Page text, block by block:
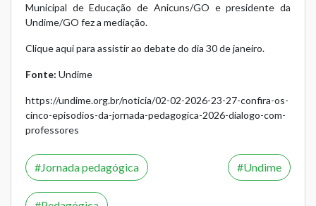
Municipal de Educação de Anicuns/GO e presidente da
Undime/GO fez a mediação.
Clique aqui para assistir ao debate do dia 30 de janeiro.
Fonte: Undime
https://undime.org.br/noticia/02-02-2026-23-27-confira-os-
cinco-episodios-da-jornada-pedagogica-2026-dialogo-com-
professores
Jornada pedagógica Undime